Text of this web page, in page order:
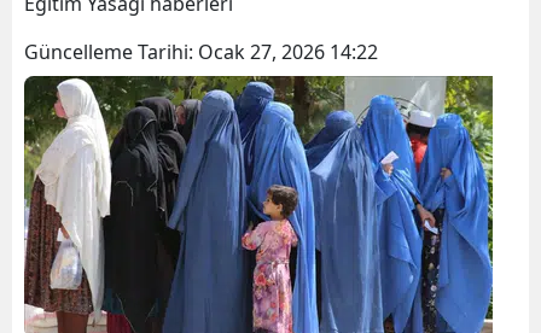
Bingöl
Bitlis
Bolu
Burdur
Bursa
Çanakkale
Güncelleme Tarihi: Ocak 27, 2026 14:22